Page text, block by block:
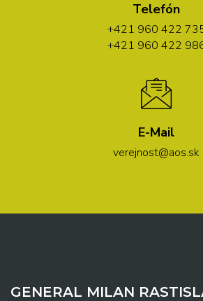
Telefón
+421 960 422
+421 960 422
E-Mail
verejnost@aos.sk
GENERAL MILAN